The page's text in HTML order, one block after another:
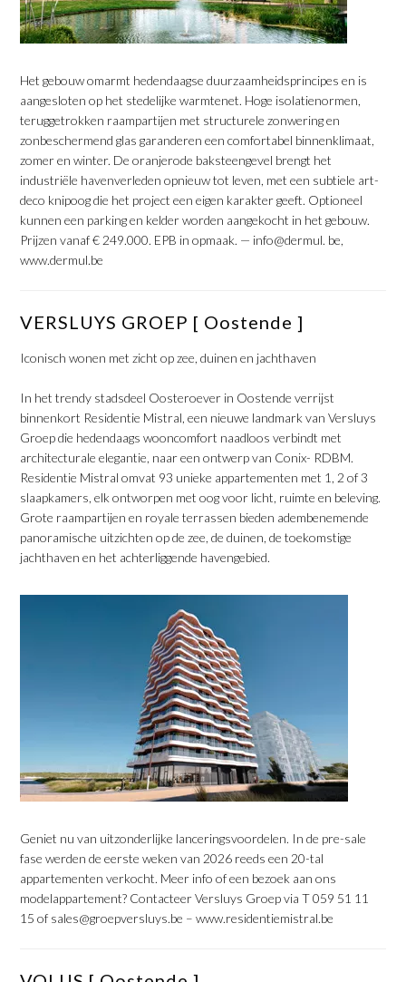
​Het gebouw omarmt hedendaagse duurzaamheidsprincipes en is
aangesloten op het stedelijke warmtenet. Hoge isolatienormen,
teruggetrokken raampartijen met structurele zonwering en
zonbeschermend glas garanderen een comfortabel binnenklimaat,
zomer en winter. De oranjerode baksteengevel brengt het
industriële havenverleden opnieuw tot leven, met een subtiele art-
deco knipoog die het project een eigen karakter geeft. Optioneel
kunnen een parking en kelder worden aangekocht in het gebouw.
Prijzen vanaf € 249.000. EPB in opmaak. — info@dermul. be,
www.dermul.be
​VERSLUYS GROEP [ Oostende ]
​Iconisch wonen met zicht op zee, duinen en jachthaven
​In het trendy stadsdeel Oosteroever in Oostende verrijst
binnenkort Residentie Mistral, een nieuwe landmark van Versluys
Groep die hedendaags wooncomfort naadloos verbindt met
architecturale elegantie, naar een ontwerp van Conix- RDBM.
Residentie Mistral omvat 93 unieke appartementen met 1, 2 of 3
slaapkamers, elk ontworpen met oog voor licht, ruimte en beleving.
Grote raampartijen en royale terrassen bieden adembenemende
panoramische uitzichten op de zee, de duinen, de toekomstige
jachthaven en het achterliggende havengebied.
​Geniet nu van uitzonderlijke lanceringsvoordelen. In de pre-sale
fase werden de eerste weken van 2026 reeds een 20-tal
appartementen verkocht. Meer info of een bezoek aan ons
modelappartement? Contacteer Versluys Groep via T 059 51 11
15 of sales@groepversluys.be – www.residentiemistral.be